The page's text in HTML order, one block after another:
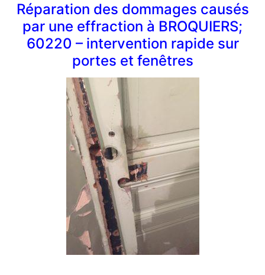
Réparation des dommages causés
par une effraction à BROQUIERS;
60220 – intervention rapide sur
portes et fenêtres